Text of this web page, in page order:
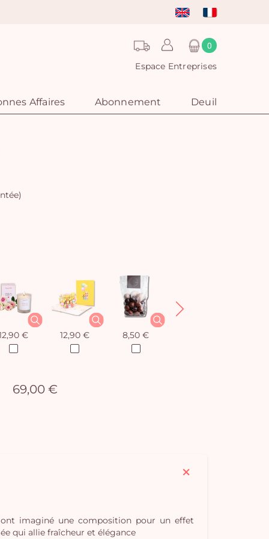
0
Espace Entreprises
Affaires Abonnement Deuil
69,00 €
€ 12,90 € 8,50 €
imaginé une composition pour un effet
qui allie fraîcheur et élégance